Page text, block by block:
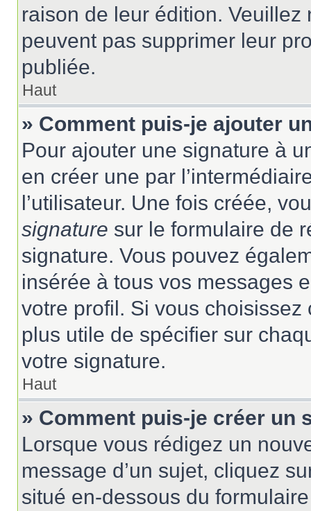
raison de leur édition.
peuvent pas supprimer leur
publiée.
Haut
» Comment puis-je ajouter
Pour ajouter une signature à
en créer une par
l’utilisateur. Une fois créée,
signature sur le formulaire de
signature. Vous pouvez
insérée à tous vos messages
votre profil. Si vous
plus utile de spécifier sur
votre signature.
Haut
» Comment puis-je créer un
Lorsque vous rédigez un
message d’un sujet, cliquez
situé en-dessous du